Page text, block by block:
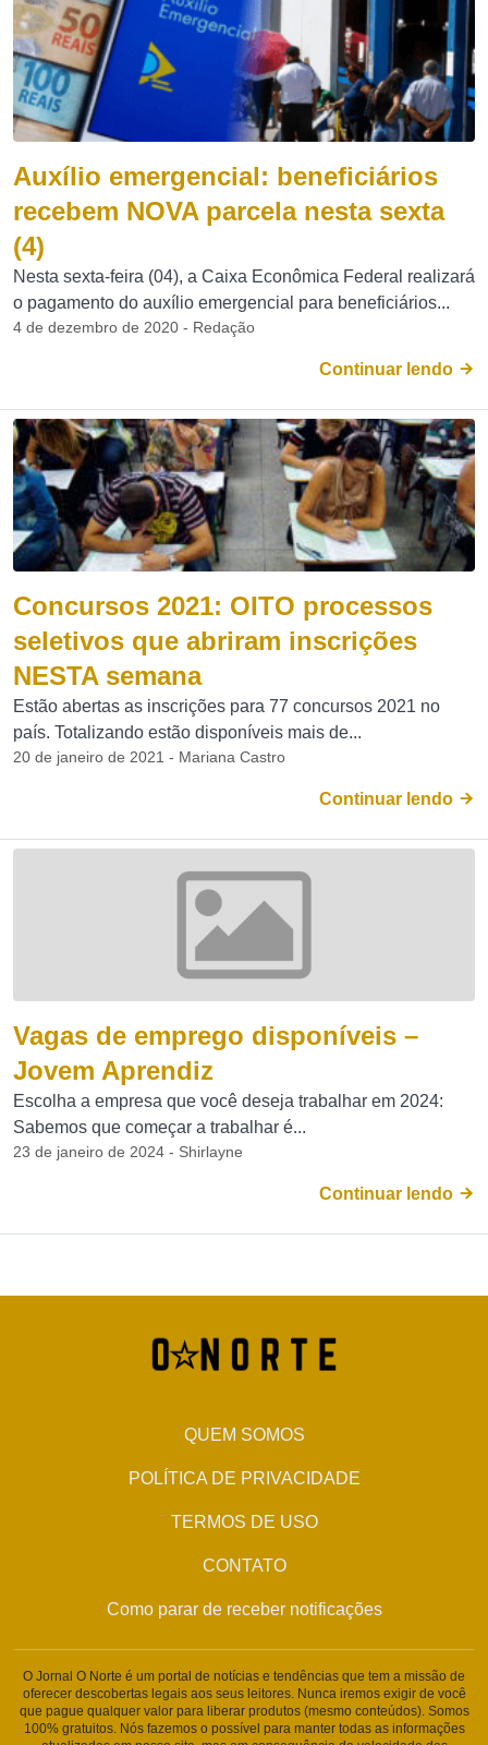
Auxílio emergencial: beneficiários
recebem NOVA parcela nesta sexta
(4)
Nesta sexta-feira (04), a Caixa Econômica Federal realizará
o pagamento do auxílio emergencial para beneficiários...
4 de dezembro de 2020 - Redação
Continuar lendo
Concursos 2021: OITO processos
seletivos que abriram inscrições
NESTA semana
Estão abertas as inscrições para 77 concursos 2021 no
país. Totalizando estão disponíveis mais de...
20 de janeiro de 2021 - Mariana Castro
Continuar lendo
Vagas de emprego disponíveis –
Jovem Aprendiz
Escolha a empresa que você deseja trabalhar em 2024:
Sabemos que começar a trabalhar é...
23 de janeiro de 2024 - Shirlayne
Continuar lendo
QUEM SOMOS
POLÍTICA DE PRIVACIDADE
TERMOS DE USO
CONTATO
Como parar de receber notificações
O Jornal O Norte é um portal de notícias e tendências que tem a missão de
oferecer descobertas legais aos seus leitores. Nunca iremos exigir de você
que pague qualquer valor para liberar produtos (mesmo conteúdos). Somos
100% gratuitos. Nós fazemos o possível para manter todas as informações